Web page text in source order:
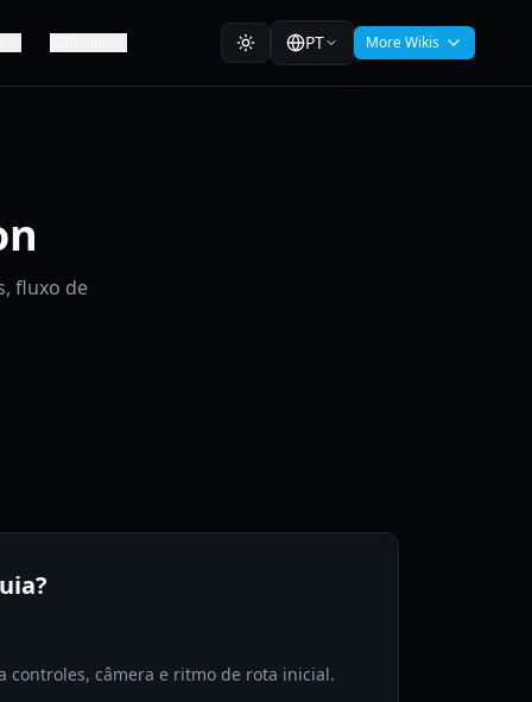
PT More Wikis
fluxo de
câmera e ritmo de rota inicial.